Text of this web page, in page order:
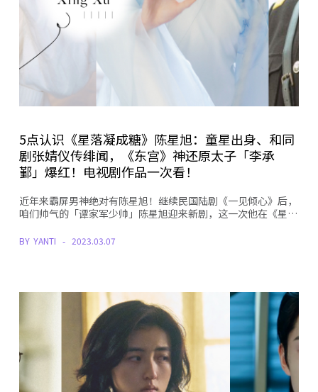
5点认识《星落凝成糖》陈星旭：童星出身、和同
剧张婧仪传绯闻，《东宫》神还原太子「李承
鄞」爆红！电视剧作品一次看！
近年来霸屏男神绝对有陈星旭！继续民国陆剧《一见倾心》后，
咱们帅气的「谭家军少帅」陈星旭迎来新剧，这一次他在《星…
BY YANTI 2023.03.07